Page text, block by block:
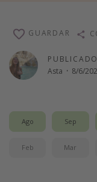
Viajes en familia
Vacaciones de Playa
Viajes para singles
Asta · 8/6/
GUARDAR
Ago Sep
Feb Mar